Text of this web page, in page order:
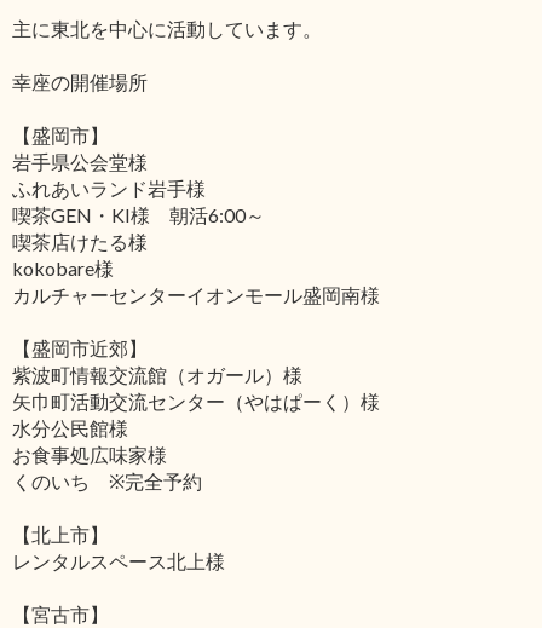
主に東北を中心に活動しています。
幸座の開催場所
【盛岡市】
岩手県公会堂様
ふれあいランド岩手様
喫茶GEN・KI様 朝活6:00～
喫茶店けたる様
kokobare様
カルチャーセンターイオンモール盛岡南様
【盛岡市近郊】
紫波町情報交流館（オガール）様
矢巾町活動交流センター（やはぱーく）様
水分公民館様
お食事処広味家様
くのいち ※完全予約
【北上市】
レンタルスペース北上様
【宮古市】